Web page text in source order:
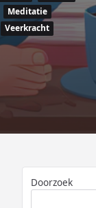
Meditatie
Veerkracht
Doorzoek